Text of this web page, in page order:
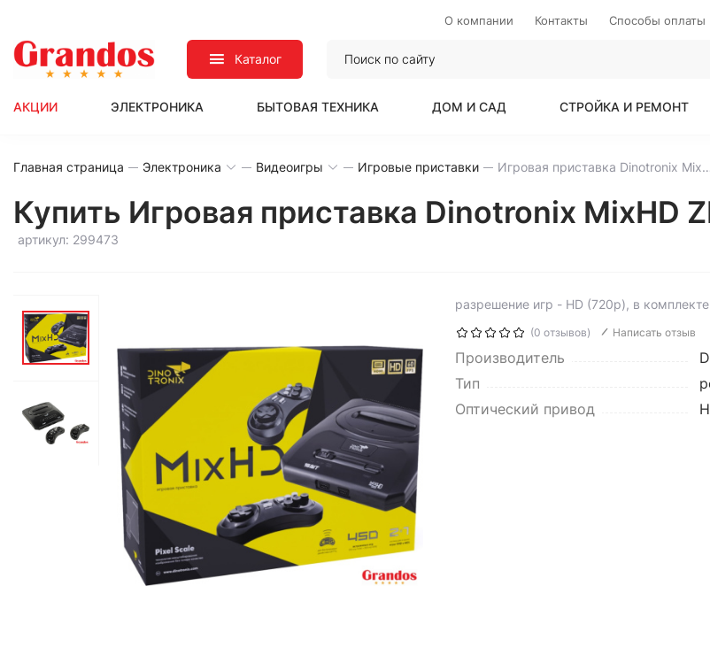
О компании Контакты Способы оплаты
Каталог
АКЦИИ ЭЛЕКТРОНИКА БЫТОВАЯ ТЕХНИКА ДОМ И САД СТРОЙКА И РЕМОНТ
Главная страница Электроника Видеоигры Игровые приставки Игровая приставка Dinotronix MixHD ZD-10 (2 геймпада, 450 игр)
Купить Игровая приставка Dinotronix MixHD
артикул: 299473
разрешение игр - HD (720p), в
(0 отзывов) Написать отзыв
Производитель
Тип
Оптический привод